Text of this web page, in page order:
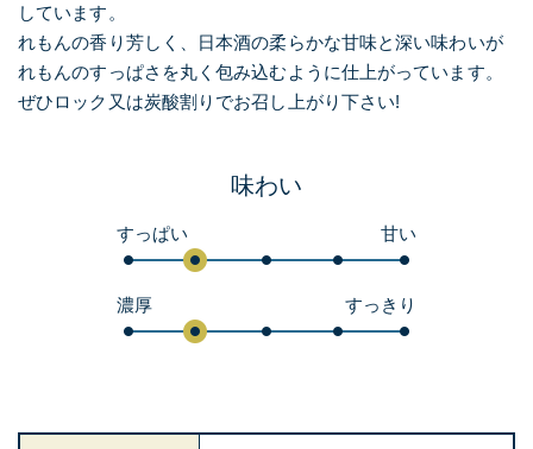
しています。
れもんの香り芳しく、日本酒の柔らかな甘味と深い味わいが
れもんのすっぱさを丸く包み込むように仕上がっています。
ぜひロック又は炭酸割りでお召し上がり下さい!
味わい
すっぱい 甘い
濃厚 すっきり